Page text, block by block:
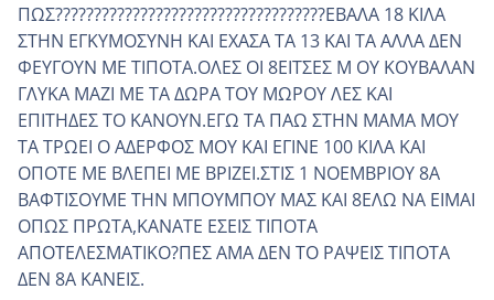
ΠΩΣ???????????????????????????????????ΕΒΑΛΑ 18 ΚΙΛΑ
ΣΤΗΝ ΕΓΚΥΜΟΣΥΝΗ ΚΑΙ ΕΧΑΣΑ ΤΑ 13 ΚΑΙ ΤΑ ΑΛΛΑ ΔΕΝ
ΦΕΥΓΟΥΝ ΜΕ ΤΙΠΟΤΑ.ΟΛΕΣ ΟΙ 8ΕΙΤΣΕΣ Μ ΟΥ ΚΟΥΒΑΛΑΝ
ΓΛΥΚΑ ΜΑΖΙ ΜΕ ΤΑ ΔΩΡΑ ΤΟΥ ΜΩΡΟΥ ΛΕΣ ΚΑΙ
ΕΠΙΤΗΔΕΣ ΤΟ ΚΑΝΟΥΝ.ΕΓΩ ΤΑ ΠΑΩ ΣΤΗΝ ΜΑΜΑ ΜΟΥ
ΤΑ ΤΡΩΕΙ Ο ΑΔΕΡΦΟΣ ΜΟΥ ΚΑΙ ΕΓΙΝΕ 100 ΚΙΛΑ ΚΑΙ
ΟΠΟΤΕ ΜΕ ΒΛΕΠΕΙ ΜΕ ΒΡΙΖΕΙ.ΣΤΙΣ 1 ΝΟΕΜΒΡΙΟΥ 8Α
ΒΑΦΤΙΣΟΥΜΕ ΤΗΝ ΜΠΟΥΜΠΟΥ ΜΑΣ ΚΑΙ 8ΕΛΩ ΝΑ ΕΙΜΑΙ
ΟΠΩΣ ΠΡΩΤΑ,ΚΑΝΑΤΕ ΕΣΕΙΣ ΤΙΠΟΤΑ
ΑΠΟΤΕΛΕΣΜΑΤΙΚΟ?ΠΕΣ ΑΜΑ ΔΕΝ ΤΟ ΡΑΨΕΙΣ ΤΙΠΟΤΑ
ΔΕΝ 8Α ΚΑΝΕΙΣ.